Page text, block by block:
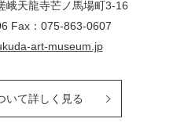
峨天龍寺芒ノ馬場町3-16
Fax：075-863-0607
art-museum.jp
いて詳しく見る